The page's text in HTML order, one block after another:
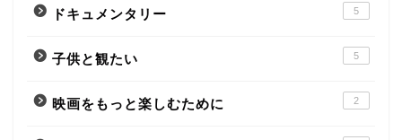
ドキュメンタリー 5
子供と観たい 5
映画をもっと楽しむために 2